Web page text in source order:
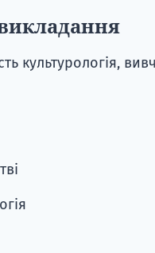
культурологія,